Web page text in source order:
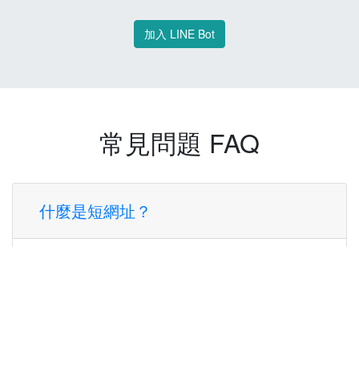
加入 LINE Bot
常見問題 FAQ
什麼是短網址？